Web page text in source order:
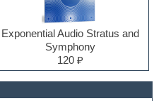
Exponential Audio Stratus and
Symphony
120 ₽